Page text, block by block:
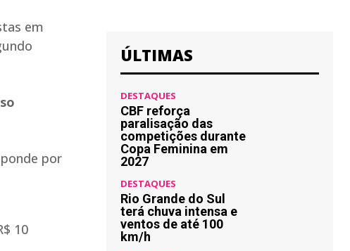
em
por
10
ÚLTIMAS
DESTAQUES
CBF reforça
paralisação das
competições durante
Copa Feminina em
2027
DESTAQUES
Rio Grande do Sul
terá chuva intensa e
ventos de até 100
km/h